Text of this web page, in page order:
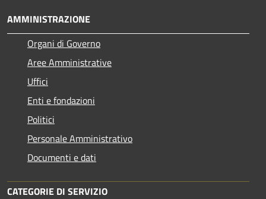
AMMINISTRAZIONE
Organi di Governo
Aree Amministrative
Uffici
Enti e fondazioni
Politici
Personale Amministrativo
Documenti e dati
CATEGORIE DI SERVIZIO